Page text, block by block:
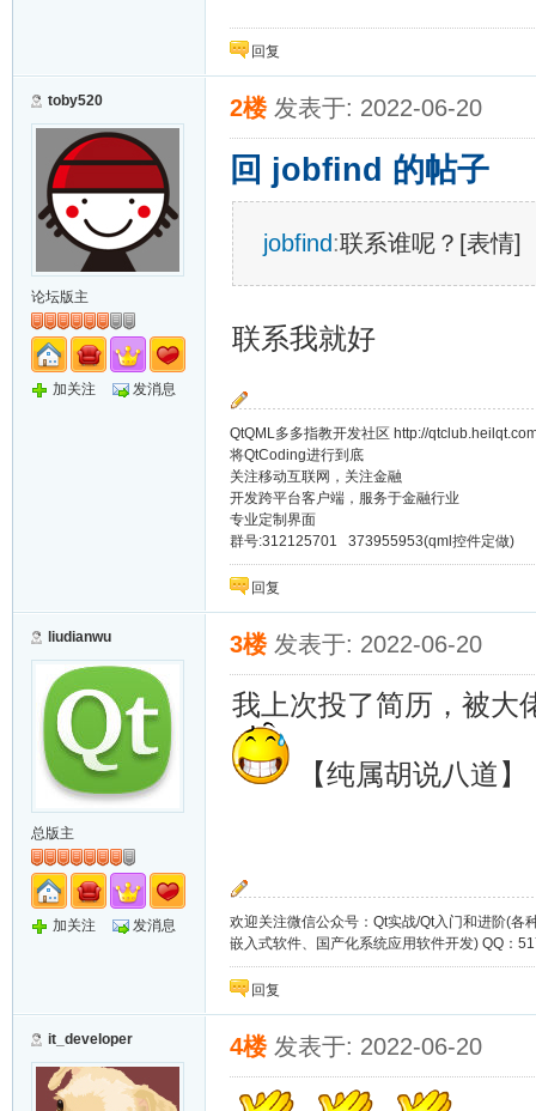
回复
toby520
论坛版主
加关注 发消息
2楼 发表于: 2022-06-20
回 jobfind 的帖子
jobfind :联系谁呢？[表情]
联系我就好
QtQML多多指教开发社区 http://
将QtCoding进行到底
关注移动互联网，关注金融
开发跨平台客户端，服务于金融行业
专业定制界面
群号:312125701 373955953(qml控件定做)
回复
liudianwu
总版主
加关注 发消息
3楼 发表于: 2022-06-20
我上次投了简历，被大
【纯属胡说八道】
欢迎关注微信公众号：Qt实战/Qt入门和进阶(各
嵌入式软件、国产化系统应用软件开发) QQ：
回复
it_developer 4楼 发表于: 2022-06-20